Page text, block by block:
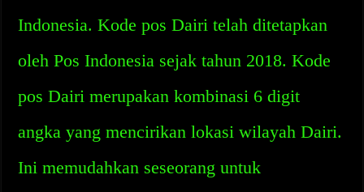
Indonesia. Kode pos Dairi telah ditetapkan
oleh Pos Indonesia sejak tahun 2018. Kode
pos Dairi merupakan kombinasi 6 digit
angka yang mencirikan lokasi wilayah Dairi.
Ini memudahkan seseorang untuk